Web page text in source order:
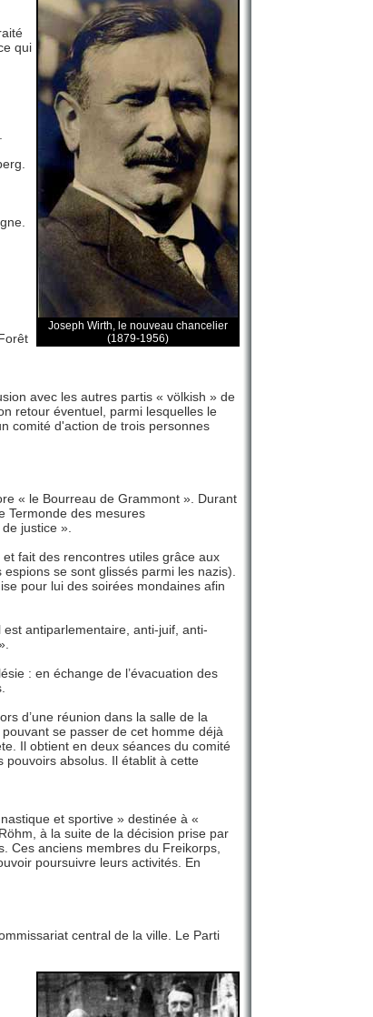
Joseph Wirth, le nouveau chancelier
(1879-1956)
qui
avec les autres partis « völkish » de
retour éventuel, parmi lesquelles le
comité d'action de trois personnes
« le Bourreau de Grammont ». Durant
Termonde des mesures
justice ».
fait des rencontres utiles grâce aux
se sont glissés parmi les nazis).
pour lui des soirées mondaines afin
antiparlementaire, anti-juif, anti-
: en échange de l’évacuation des
d’une réunion dans la salle de la
se passer de cet homme déjà
Il obtient en deux séances du comité
pouvoirs absolus. Il établit à cette
et sportive » destinée à «
à la suite de la décision prise par
Ces anciens membres du Freikorps,
poursuivre leurs activités. En
central de la ville. Le Parti